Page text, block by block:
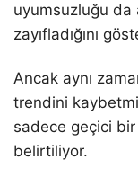
uyumsuzluğu da
zayıfladığını
Ancak aynı
trendini
sadece geçici
belirtiliyor.